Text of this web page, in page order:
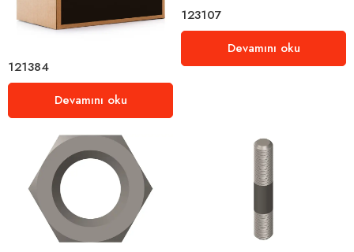
121384
Devamını oku
123107
Devamını oku